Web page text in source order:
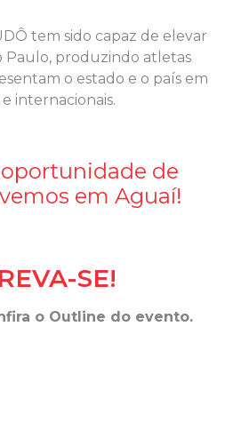
tem sido capaz de elevar
Paulo, produzindo atletas
o estado e o país em
internacionais.
oportunidade de
em Aguaí!
SE!
o Outline do evento.